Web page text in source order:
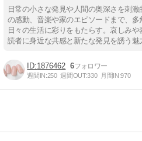
日常の小さな発見や人間の奥深さを刺
の感動、音楽や家のエピソードまで、多
日々の生活に彩りをもたらす。哀しみや
読者に身近な共感と新たな発見を誘う魅
1876462 6
週間IN:250 週間OUT:330 月間IN:970